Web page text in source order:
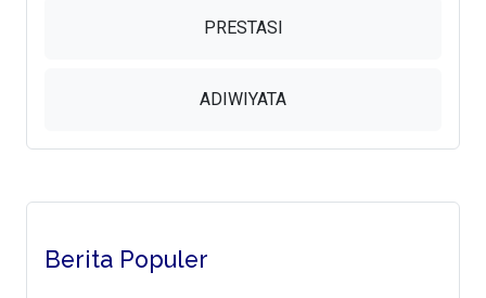
PRESTASI
ADIWIYATA
Berita Populer